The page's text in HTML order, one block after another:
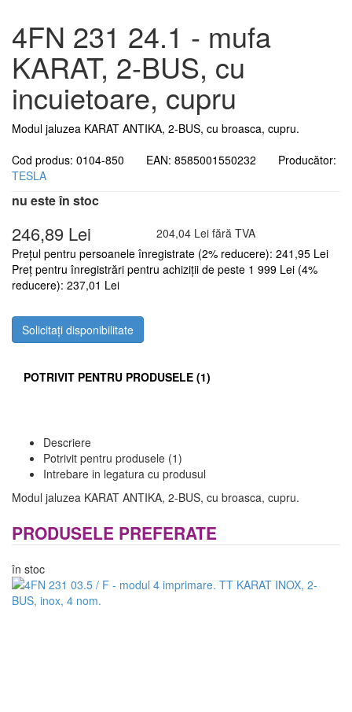
4FN 231 24.1 - mufa
KARAT, 2-BUS, cu
incuietoare, cupru
Modul jaluzea KARAT ANTIKA, 2-BUS, cu broasca, cupru.
Cod produs: 0104-850 EAN: 8585001550232 Producător:
TESLA
nu este în stoc
246,89 Lei
204,04 Lei fără TVA
Prețul pentru persoanele înregistrate (2% reducere): 241,95 Lei
Preț pentru înregistrări pentru achiziții de peste 1 999 Lei (4%
reducere): 237,01 Lei
Solicitați disponibilitate
POTRIVIT PENTRU PRODUSELE (1)
Descriere
Potrivit pentru produsele (1)
Intrebare in legatura cu produsul
Modul jaluzea KARAT ANTIKA, 2-BUS, cu broasca, cupru.
PRODUSELE PREFERATE
în stoc